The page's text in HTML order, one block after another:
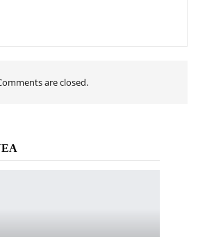
are closed.